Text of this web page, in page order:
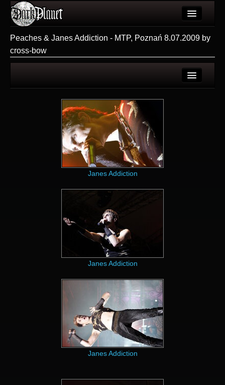
Użytkownicy
Galeria
Peaches & Janes Addiction - MTP, Poznań 8.07.2009 by
cross-bow
Galerie użytkownika
Janes Addiction
Janes Addiction
Janes Addiction